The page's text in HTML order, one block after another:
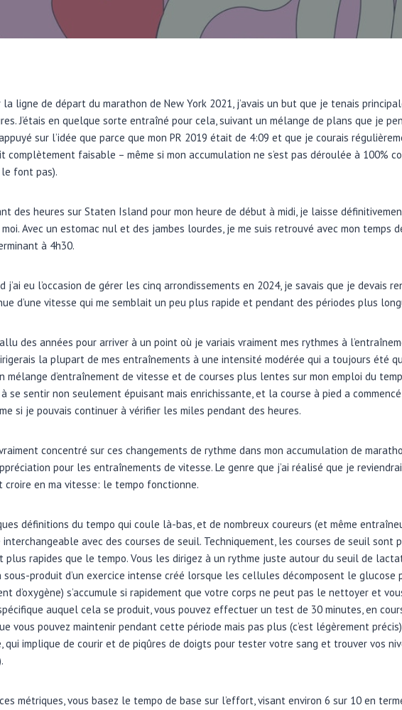
ligne de départ du marathon de New York 2021, j’avais un but que je tenais
J’étais en quelque sorte entraîné pour cela, suivant un mélange de plans que je
sur l’idée que parce que mon PR 2019 était de 4:09 et que je courais
complètement faisable – même si mon accumulation ne s’est pas déroulée à 100%
font pas).
des heures sur Staten Island pour mon heure de début à midi, je laisse
Avec un estomac nul et des jambes lourdes, je me suis retrouvé avec mon temps
à 4h30.
j’ai eu l’occasion de gérer les cinq arrondissements en 2024, je savais que je devais
d’une vitesse qui me semblait un peu plus rapide et pendant des périodes plus
des années pour arriver à un point où je variais vraiment mes rythmes à
la plupart de mes entraînements à une intensité modérée qui a toujours été
mélange d’entraînement de vitesse et de courses plus lentes sur mon emploi du
à se sentir non seulement épuisant mais enrichissante, et la course à pied a
si je pouvais continuer à vérifier les miles pendant des heures.
concentré sur ces changements de rythme dans mon accumulation de
pour les entraînements de vitesse. Le genre que j’ai réalisé que je
croire en ma vitesse: le tempo fonctionne.
définitions du tempo qui coule là-bas, et de nombreux coureurs (et même
interchangeable avec des courses de seuil. Techniquement, les courses de seuil sont
plus rapides que le tempo. Vous les dirigez à un rythme juste autour du seuil de
produit d’un exercice intense créé lorsque les cellules décomposent le glucose
d’oxygène) s’accumule si rapidement que votre corps ne peut pas le nettoyer et
auquel cela se produit, vous pouvez effectuer un test de 30 minutes, en
vous pouvez maintenir pendant cette période mais pas plus (c’est légèrement
qui implique de courir et de piqûres de doigts pour tester votre sang et trouver vos
métriques, vous basez le tempo de base sur l’effort, visant environ 6 sur 10 en